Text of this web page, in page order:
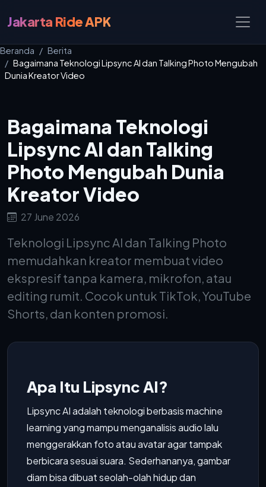
Jakarta Ride APK
Beranda
Berita
Bagaimana Teknologi Lipsync AI dan Talking Photo Mengubah
Dunia Kreator Video
Bagaimana Teknologi
Lipsync AI dan Talking
Photo Mengubah Dunia
Kreator Video
27 June 2026
Teknologi Lipsync AI dan Talking Photo
memudahkan kreator membuat video
ekspresif tanpa kamera, mikrofon, atau
editing rumit. Cocok untuk TikTok, YouTube
Shorts, dan konten promosi.
Apa Itu Lipsync AI?
Lipsync AI adalah teknologi berbasis machine
learning yang mampu menganalisis audio lalu
menggerakkan foto atau avatar agar tampak
berbicara sesuai suara. Sederhananya, gambar
diam bisa dibuat seolah-olah hidup dan